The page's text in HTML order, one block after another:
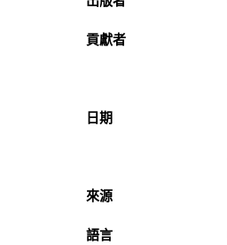
貢獻者
日期
來源
語言